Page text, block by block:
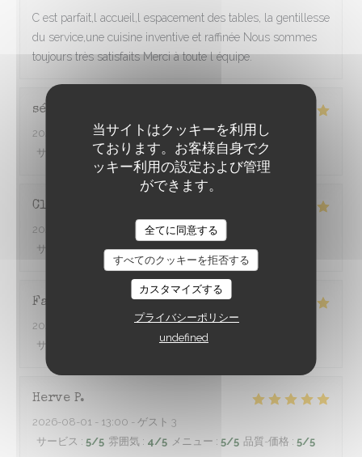
当サイトはクッキーを利用し
ております。お客様自身でク
ッキー利用の設定および管理
ができます。
全てに同意する
すべてのクッキーを拒否する
カスタマイズする
プライバシーポリシー
undefined
C est parfait,l accueil,l espacement des tables, la gentillesse
du service,une cuisine inventive et raffinée Nous sommes
toujours très satisfaits Merci à toute l équipe.
sébastien
2026-08-01 - 20:30 - ゲスト 2
サービス
/5 雰囲気: 5/5 メニュー: 5/5 品質-価格
Claire
2026-07-31
- 20:00 - ゲスト 4
サービス
/5 雰囲気: 5/5 メニュー: 5/5 品質-価格
Fabien
2026-08-01
- 20:00 - ゲスト 6
サービス
/5 メニュー
Herve P
2026-08-01 - 13:00 - ゲスト 3
サービス : 5/5 雰囲気 : 4/5 メニュー : 5/5 品質-価格 : 5/5
À TRAVERS CHAMPS